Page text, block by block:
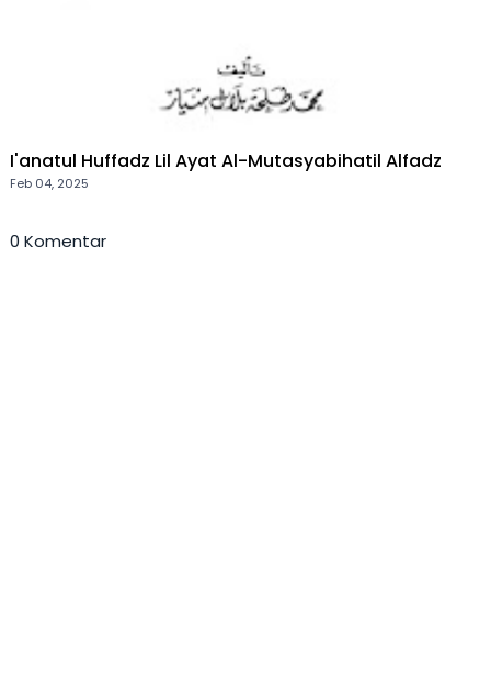
I'anatul Huffadz Lil Ayat Al-Mutasyabihatil Alfadz
Feb 04, 2025
0 Komentar